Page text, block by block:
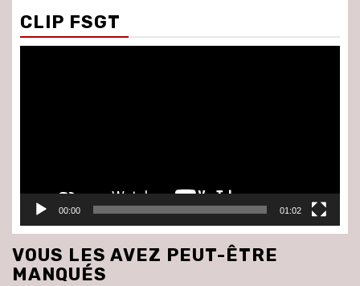
CLIP FSGT
00:00 01:02
VOUS LES AVEZ PEUT-ÊTRE
MANQUÉS